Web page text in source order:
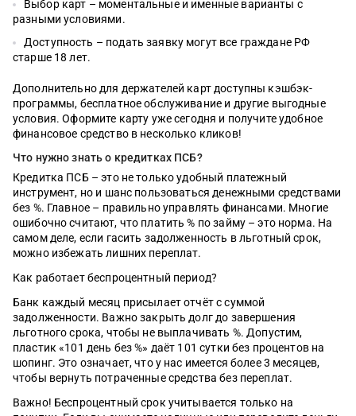
Выбор карт – моментальные и именные варианты с
разными условиями.
Доступность – подать заявку могут все граждане РФ
старше 18 лет.
Дополнительно для держателей карт доступны кэшбэк-
программы, бесплатное обслуживание и другие выгодные
условия. Оформите карту уже сегодня и получите удобное
финансовое средство в несколько кликов!
Что нужно знать о кредитках ПСБ?
Кредитка ПСБ – это не только удобный платежный
инструмент, но и шанс пользоваться денежными средствами
без %. Главное – правильно управлять финансами. Многие
ошибочно считают, что платить % по займу – это норма. На
самом деле, если гасить задолженность в льготный срок,
можно избежать лишних переплат.
Как работает беспроцентный период?
Банк каждый месяц присылает отчёт с суммой
задолженности. Важно закрыть долг до завершения
льготного срока, чтобы не выплачивать %. Допустим,
пластик «101 день без %» даёт 101 сутки без процентов на
шопинг. Это означает, что у нас имеется более 3 месяцев,
чтобы вернуть потраченные средства без переплат.
Важно! Беспроцентный срок учитывается только на